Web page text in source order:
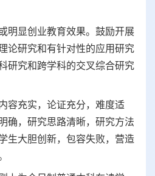
明显创业教育效果。鼓励开展
论研究和有针对性的应用研究
研究和跨学科的交叉综合研究
容充实，论证充分，难度适
确，研究思路清晰，研究方法
生大胆创新，包容失败，营造